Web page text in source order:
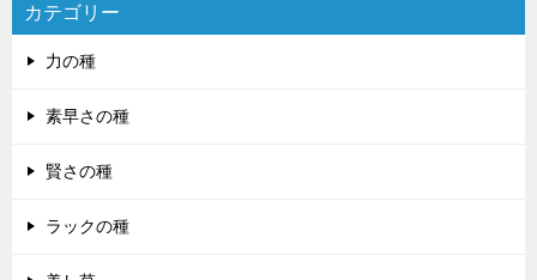
カテゴリー
力の種
素早さの種
賢さの種
ラックの種